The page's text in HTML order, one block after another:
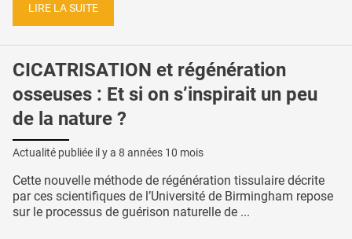
LIRE LA SUITE
CICATRISATION et régénération
osseuses : Et si on s’inspirait un peu
de la nature ?
Actualité publiée il y a 8 années 10 mois
Cette nouvelle méthode de régénération tissulaire décrite
par ces scientifiques de l’Université de Birmingham repose
sur le processus de guérison naturelle de ...